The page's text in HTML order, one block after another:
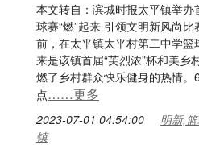
本文转自：滨城时报太平镇举
球赛“燃”起来 引领文明新风尚
前，在太平镇太平村第二中学
来是该镇首届“芙烈浓”杯和美乡
燃了乡村群众快乐健身的热情
点……更多
2023-07-01 04:54:00
明新,
镇